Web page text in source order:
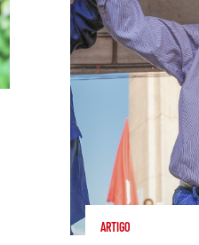
ARTIGO